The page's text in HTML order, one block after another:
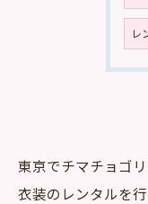
レ
東京でチマチョゴ
衣装のレンタルを